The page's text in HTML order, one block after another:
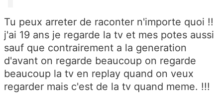
Tu peux arreter de raconter n'importe quoi !!
j'ai 19 ans je regarde la tv et mes potes aussi
sauf que contrairement a la generation
d'avant on regarde beaucoup on regarde
beaucoup la tv en replay quand on veux
regarder mais c'est de la tv quand meme. !!!